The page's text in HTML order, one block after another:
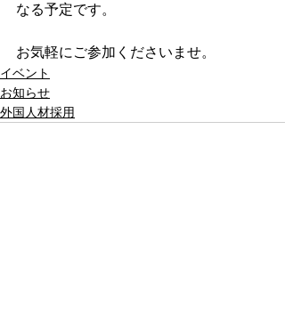
なる予定です。
お気軽にご参加くださいませ。
イベント
お知らせ
外国人材採用